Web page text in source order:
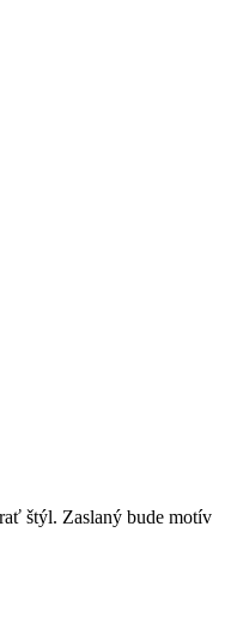
štýl. Zaslaný bude motív